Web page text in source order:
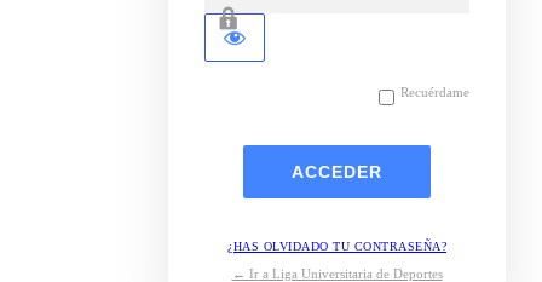
Recuérdame
¿HAS OLVIDADO TU CONTRASEÑA?
← Ir a Liga Universitaria de Deportes